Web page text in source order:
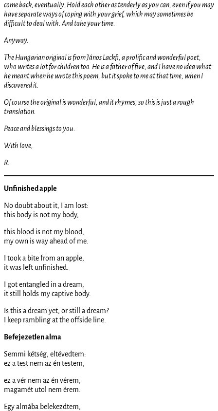
come back, eventually. Hold each other as tenderly as you can, even if you may
have separate ways of coping with your grief, which may sometimes be
difficult to deal with. And take your time.
Anyway.
The Hungarian original is from János Lackfi, a prolific and wonderful poet,
who writes a lot for children too. He is a father of five, and I have no idea what
he meant when he wrote this poem, but it spoke to me at that time, when I
discovered it.
Of course the original is wonderful, and it rhymes, so this is just a rough
translation.
Peace and blessings to you.
With love,
R.
Unfinished apple
No doubt about it, I am lost:
this body is not my body,
this blood is not my blood,
my own is way ahead of me.
I took a bite from an apple,
it was left unfinished.
I got entangled in a dream,
it still holds my captive body.
Is this a dream yet, or still a dream?
I keep rambling at the offside line.
Befejezetlen alma
Semmi kétség, eltévedtem:
ez a test nem az én testem,
ez a vér nem az én vérem,
magamét utol nem érem.
Egy almába belekezdtem,